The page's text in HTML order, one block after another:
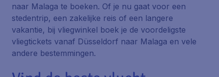
naar Malaga te boeken. Of je nu gaat voor een
stedentrip, een zakelijke reis of een langere
vakantie, bij vliegwinkel boek je de voordeligste
vliegtickets vanaf Düsseldorf naar Malaga en vele
andere bestemmingen.